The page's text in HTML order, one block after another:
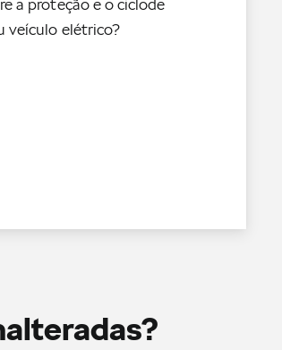
veículo elétrico?